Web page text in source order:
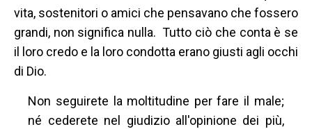
vita, sostenitori o amici che pensavano che fossero
grandi, non significa nulla. Tutto ciò che conta è se
il loro credo e la loro condotta erano giusti agli occhi
di Dio.
Non seguirete la moltitudine per fare il male;
né cederete nel giudizio all'opinione dei più,